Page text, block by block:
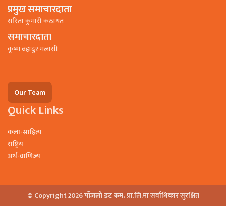
प्रमुख समाचारदाता
सरिता कुमारी कठायत
समाचारदाता
कृष्ण बहादुर मलासी
Our Team
Quick Links
कला-साहित्य
राष्ट्रिय
अर्थ-वाणिज्य
© Copyright 2026पाँजलो डट कम.प्रा.लि.मा सर्वाधिकार सुरक्षित